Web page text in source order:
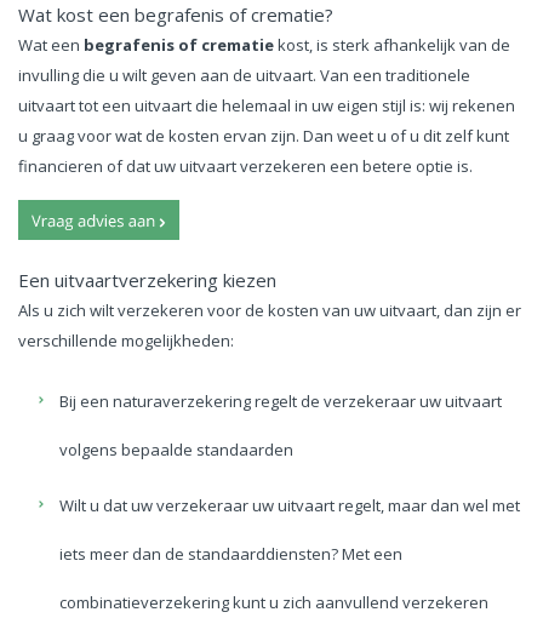
Wat kost een begrafenis of crematie?
Wat een begrafenis of crematiekost, is sterk afhankelijk van de
invulling die u wilt geven aan de uitvaart. Van een traditionele
uitvaart tot een uitvaart die helemaal in uw eigen stijl is: wij rekenen
u graag voor wat de kosten ervan zijn. Dan weet u of u dit zelf kunt
financieren of dat uw uitvaart verzekeren een betere optie is.
Een uitvaartverzekering kiezen
Als u zich wilt verzekeren voor de kosten van uw uitvaart, dan zijn er
verschillende mogelijkheden:
Bij een naturaverzekering regelt de verzekeraar uw uitvaart
volgens bepaalde standaarden
Wilt u dat uw verzekeraar uw uitvaart regelt, maar dan wel met
iets meer dan de standaarddiensten? Met een
combinatieverzekering kunt u zich aanvullend verzekeren